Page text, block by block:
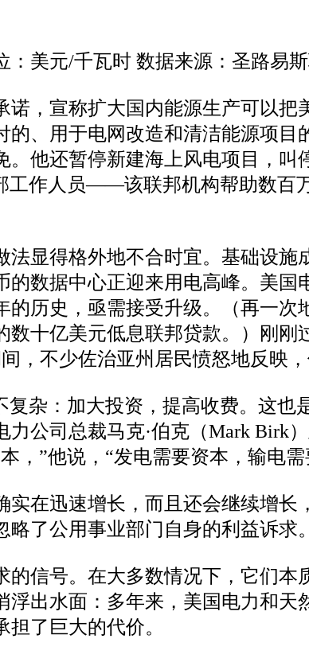
：美元/千瓦时 数据来源：圣路易
诺，宣称扩大国内能源生产可以
、用于电网改造和清洁能源项目
他还暂停新建海上风电项目，叫
工作人员——该联邦机构帮助数
显得格外地不合时宜。基础设
的数据中心正迎来用电高峰。美
的历史，亟需接受升级。（再一
十亿美元低息联邦贷款。）刚刚
，不少佐治亚州居民愤怒地反映，
杂：加大投资，提高收费。这也
公司总裁马克·伯克（Mark Birk
，”他说，“发电需要资本，输电需
在迅速增长，而且还会继续增
了公用事业部门自身的利益诉求。
信号。在大多数情况下，它们
出水面：多年来，美国电力和天
了巨大的代价。